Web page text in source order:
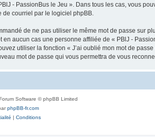
- PassionBus le Jeu ». Dans tous les cas, vous
courriel par le logiciel phpBB.
de ne pas utiliser le même mot de passe sur
aucun cas une personne affiliée de « PBlJ -
utiliser la fonction « J’ai oublié mon mot de
mot de passe qui vous permettra de vous
Software © phpBB Limited
phpBB-fr.com
| Conditions